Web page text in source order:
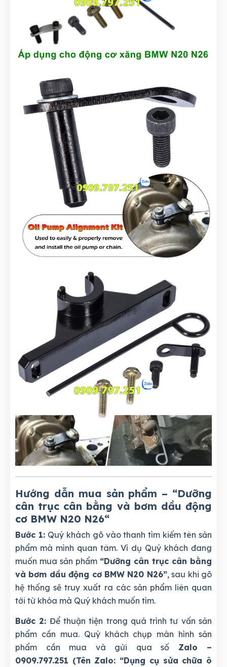
Hướng dẫn mua sản phẩm – “Dưỡng
cân trục cân bằng và bơm dầu động
cơ BMW N20 N26“
Bước 1:Quý khách gõ vào thanh tìm kiếm tên sản
phẩm mà mình quan tâm. Ví dụ Quý khách đang
muốn mua sản phẩm “Dưỡng cân trục cân bằng
và bơm dầu động cơ BMW N20 N26”, sau khi gõ
hệ thống sẽ truy xuất ra các sản phẩm liên quan
tới từ khóa mà Quý khách muốn tìm.
Bước 2: Để thuận tiện trong quá trình tư vấn sản
phẩm cần mua. Quý khách chụp màn hình sản
phẩm cần mua và gửi qua số Zalo –
0909.797.251 (Tên Zalo: “Dụng cụ sửa chữa ô